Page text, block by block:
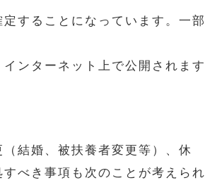
することになっています。一部
ンターネット上で公開されます
結婚、被扶養者変更等）、休
べき事項も次のことが考えられ